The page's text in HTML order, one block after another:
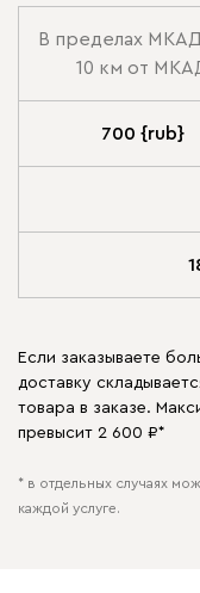
В пределах
10 км от
700 {rub}
Если заказываете
доставку
товара в заказе.
превысит 2 600 ₽*
* в отдельных случаях
каждой услуге.